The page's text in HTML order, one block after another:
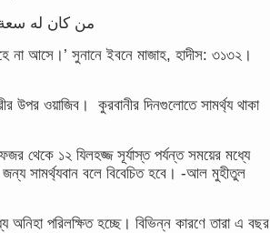
من كان له
না আসে।’ সুনানে ইবনে মাজাহ, হাদীস: ৩১৩২।
উপর ওয়াজিব। কুরবানীর দিনগুলোতে সামর্থ্য থাকা
থেকে ১২ যিলহজ্জ সূর্যাস্ত পর্যন্ত সময়ের মধ্যে
সামর্থ্যবান বলে বিবেচিত হবে। -আল মুহীতুল
অনিহা পরিলক্ষিত হচ্ছে। বিভিন্ন কারণে তারা এ বছর